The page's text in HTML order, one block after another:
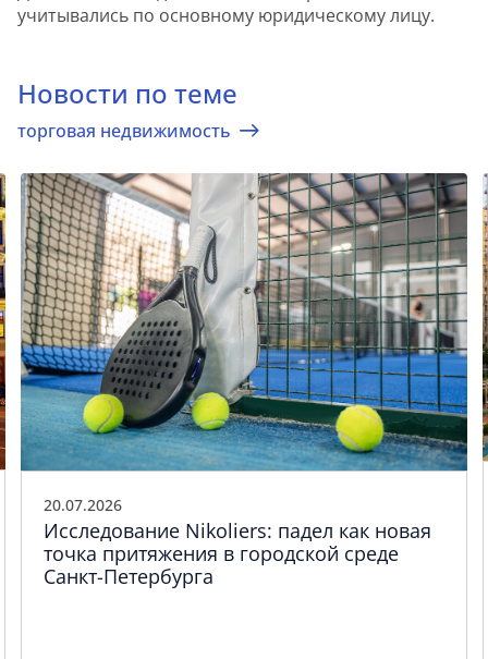
учитывались по основному юридическому лицу.
Новости по теме
торговая недвижимость
20.07.2026
Исследование Nikoliers: падел как новая
точка притяжения в городской среде
Санкт-Петербурга